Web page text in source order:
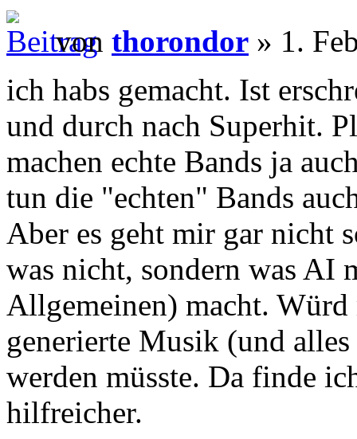
von thorondor » 1.
ich habs gemacht. Ist
und durch nach Superhit.
machen echte Bands ja
tun die "echten" Bands
Aber es geht mir gar nicht
was nicht, sondern was
Allgemeinen) macht.
generierte Musik (und alles
werden müsste. Da finde
hilfreicher.